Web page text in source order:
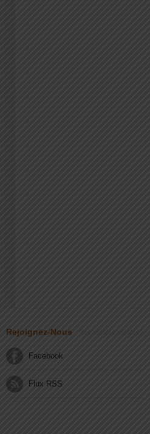
Rejoignez-Nous
Facebook
Flux RSS